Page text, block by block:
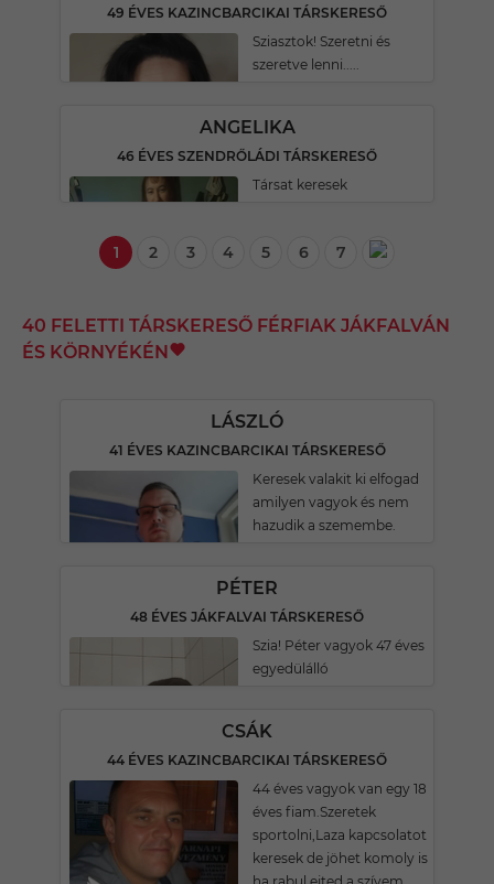
49 ÉVES KAZINCBARCIKAI TÁRSKERESŐ
Sziasztok! Szeretni és
szeretve lenni.....
ANGELIKA
46 ÉVES SZENDRŐLÁDI TÁRSKERESŐ
Társat keresek
1 2 3 4 5 6 7
40 FELETTI TÁRSKERESŐ FÉRFIAK JÁKFALVÁN
ÉS KÖRNYÉKÉN
LÁSZLÓ
41 ÉVES KAZINCBARCIKAI TÁRSKERESŐ
Keresek valakit ki elfogad
amilyen vagyok és nem
hazudik a szemembe.
PÉTER
48 ÉVES JÁKFALVAI TÁRSKERESŐ
Szia! Péter vagyok 47 éves
egyedülálló
CSÁK
44 ÉVES KAZINCBARCIKAI TÁRSKERESŐ
44 éves vagyok van egy 18
éves fiam.Szeretek
sportolni,Laza kapcsolatot
keresek de jöhet komoly is